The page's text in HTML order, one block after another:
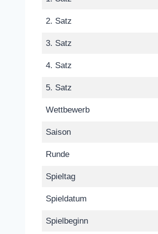
2. Satz
3. Satz
4. Satz
5. Satz
Wettbewerb
Saison
Runde
Spieltag
Spieldatum
Spielbeginn